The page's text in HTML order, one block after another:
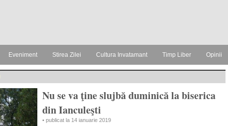
Eveniment Stirea Zilei Cultura Invatamant Timp Liber Opinii
Nu se va ţine slujbă duminică la biserica
din Ianculeşti
• publicat la 14 ianuarie 2019